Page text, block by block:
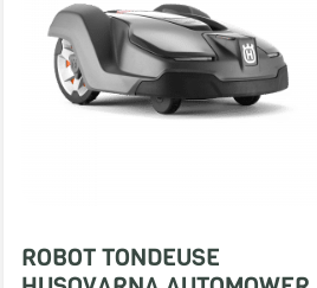
ROBOT TONDEUSE